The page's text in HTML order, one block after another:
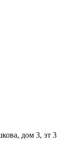
дом 3, эт 3